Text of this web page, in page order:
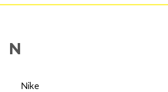
N
Nike